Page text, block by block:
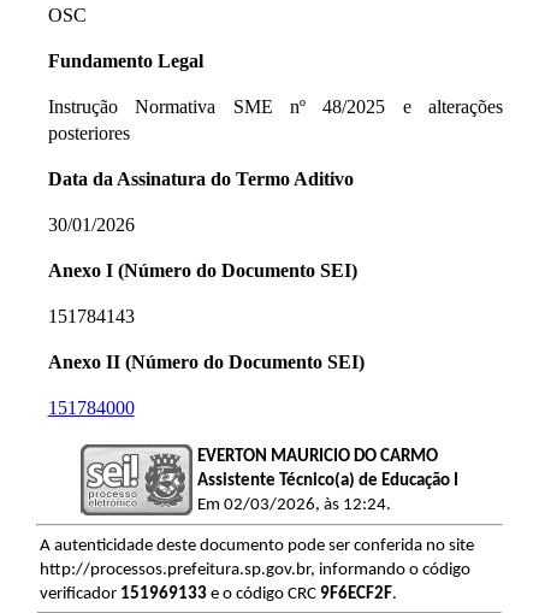
OSC
Fundamento Legal
Instrução Normativa SME nº 48/2025 e alterações
posteriores
Data da Assinatura do Termo Aditivo
30/01/2026
Anexo I (Número do Documento SEI)
151784143
Anexo II (Número do Documento SEI)
151784000
EVERTON MAURICIO DO CARMO
Assistente Técnico(a) de Educação I
Em 02/03/2026, às 12:24.
A autenticidade deste documento pode ser conferida no site
http://processos.prefeitura.sp.gov.br, informando o código
verificador 151969133e o código CRC 9F6ECF2F.